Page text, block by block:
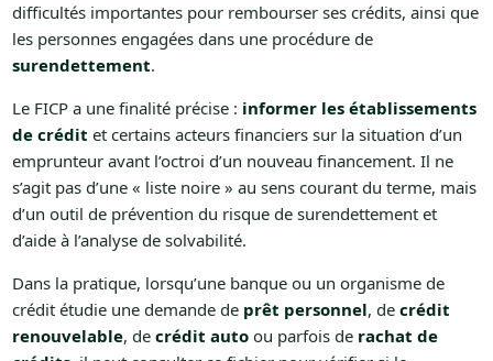
difficultés importantes pour rembourser ses crédits, ainsi que
les personnes engagées dans une procédure de
surendettement.
Le FICP a une finalité précise : informer les établissements
de crédit et certains acteurs financiers sur la situation d’un
emprunteur avant l’octroi d’un nouveau financement. Il ne
s’agit pas d’une « liste noire » au sens courant du terme, mais
d’un outil de prévention du risque de surendettement et
d’aide à l’analyse de solvabilité.
Dans la pratique, lorsqu’une banque ou un organisme de
crédit étudie une demande de prêt personnel, de crédit
renouvelable, de crédit autoou parfois de rachat de